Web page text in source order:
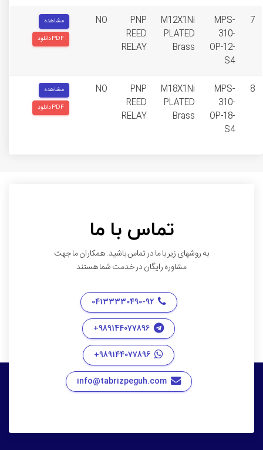
7
MPS-
310-
OP-12-
S4
M12X1Ni
PLATED
Brass
PNP
REED
RELAY
NO
مشاهده
دانلود PDF
8
MPS-
310-
OP-18-
S4
M18X1Ni
PLATED
Brass
PNP
REED
RELAY
NO
مشاهده
دانلود PDF
تماس با ما
به روشهای زیر با ما در تماس باشید. همکاران ما جهت
مشاوره رایگان در خدمت شما هستند
04133330490-92
info@tabrizpeguh.com